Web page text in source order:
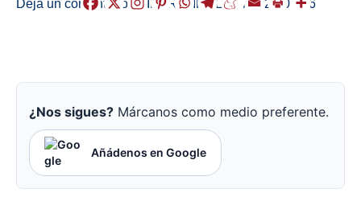
Deja un comentario /EIBAR ,KIROLAK /2024-07-16
¿Nos sigues? Márcanos como medio preferente.
Añádenos en Google